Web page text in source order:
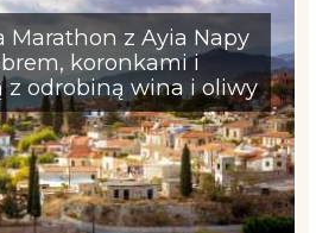
Marathon z Ayia Napy
koronkami i
z odrobiną wina i oliwy